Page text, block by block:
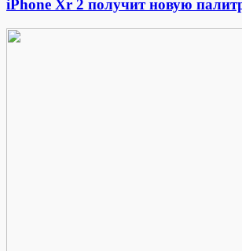
iPhone Xr 2 получит новую